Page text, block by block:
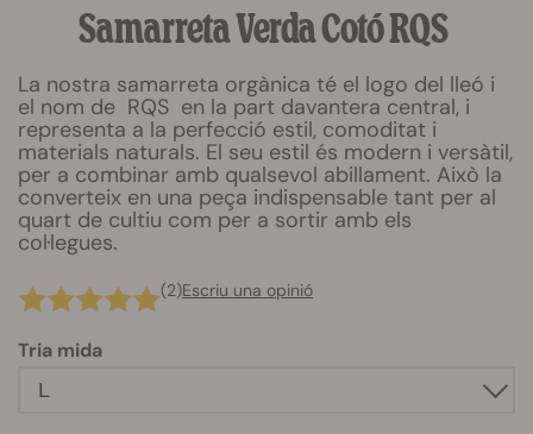
Samarreta Verda Cotó RQS
La nostra samarreta orgànica té el logo del lleó i
el nom de RQS en la part davantera central, i
representa a la perfecció estil, comoditat i
materials naturals. El seu estil és modern i versàtil,
per a combinar amb qualsevol abillament. Això la
converteix en una peça indispensable tant per al
quart de cultiu com per a sortir amb els
col·legues.
(2)Escriu una opinió
Tria mida